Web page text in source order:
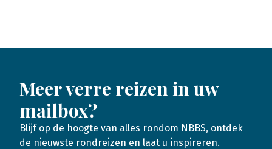
Meer verre reizen in uw
mailbox?
Blijf op de hoogte van alles rondom NBBS, ontdek
de nieuwste rondreizen en laat u inspireren.